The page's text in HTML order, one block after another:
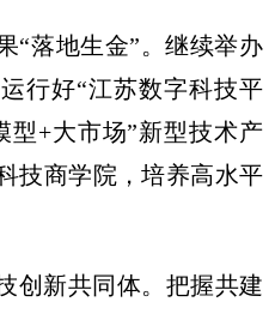
落地生金”。继续举办
行好“江苏数字科技平
型+大市场”新型技术产
技商学院，培养高水平
新共同体。把握共建